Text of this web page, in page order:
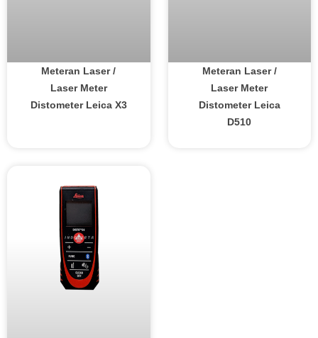
Meteran Laser /
Laser Meter
Distometer Leica X3
Meteran Laser /
Laser Meter
Distometer Leica
D510